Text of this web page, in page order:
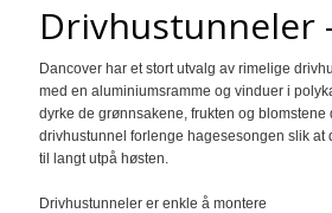
Drivhustunneler
Dancover har et stort utvalg av rimelige
med en aluminiumsramme og vinduer i
dyrke de grønnsakene, frukten og
drivhustunnel forlenge hagesesongen slik at
til langt utpå høsten.
Drivhustunneler er enkle å montere